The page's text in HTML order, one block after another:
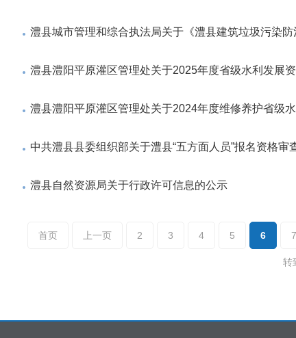
澧县城市管理和综合执法局关于《澧县建筑垃圾污染
澧县澧阳平原灌区管理处关于2025年度省级水利发展
澧县澧阳平原灌区管理处关于2024年度维修养护省级
中共澧县县委组织部关于澧县“五方面人员”报名资格审
澧县自然资源局关于行政许可信息的公示
首页 上一页 2 3 4 5 6 7
转